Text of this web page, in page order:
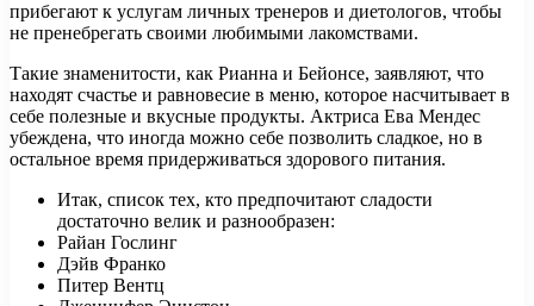
прибегают к услугам личных тренеров и диетологов, чтобы
не пренебрегать своими любимыми лакомствами.
Такие знаменитости, как Рианна и Бейонсе, заявляют, что
находят счастье и равновесие в меню, которое насчитывает в
себе полезные и вкусные продукты. Актриса Ева Мендес
убеждена, что иногда можно себе позволить сладкое, но в
остальное время придерживаться здорового питания.
Итак, список тех, кто предпочитают сладости
достаточно велик и разнообразен:
Райан Гослинг
Дэйв Франко
Питер Вентц